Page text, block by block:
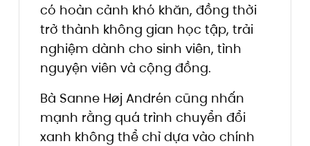
có hoàn cảnh khó khăn, đồng thời
trở thành không gian học tập, trải
nghiệm dành cho sinh viên, tình
nguyện viên và cộng đồng.
Bà Sanne Høj Andrén cũng nhấn
mạnh rằng quá trình chuyển đổi
xanh không thể chỉ dựa vào chính